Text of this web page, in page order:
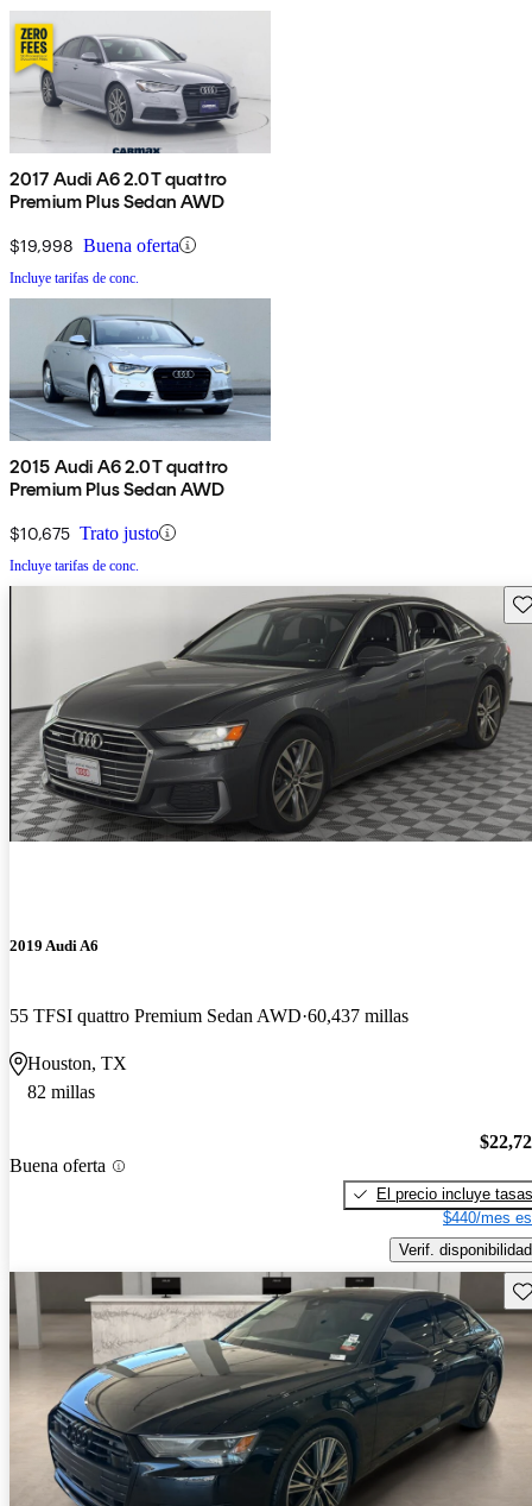
2017 Audi A6 2.0T quattro
Premium Plus Sedan AWD
$19,998 Buena oferta
Incluye tarifas de conc.
2015 Audi A6 2.0T quattro
Premium Plus Sedan AWD
$10,675 Trato justo
Incluye tarifas de conc.
2019 Audi A6
55 TFSI quattro Premium Sedan AWD 60,437 millas
Houston, TX
82 millas
Buena oferta
El precio incluye tasas
$440/mes
Verif. disponibilidad